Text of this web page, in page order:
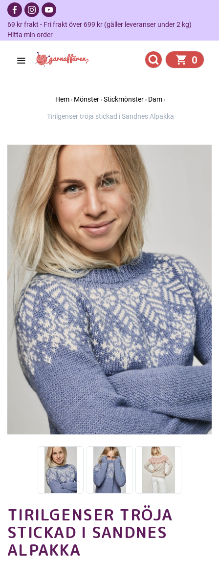
69 kr frakt - Fri frakt över 699 kr (gäller leveranser under 2 kg)
Hitta min order
0
Hem Mönster Stickmönster Dam
Tirilgenser tröja stickad i Sandnes Alpakka
TIRILGENSER TRÖJA
STICKAD I SANDNES
ALPAKKA